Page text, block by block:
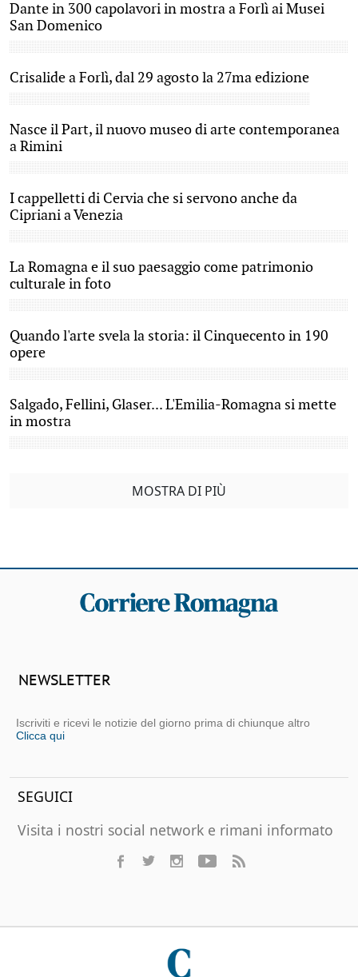
Dante in 300 capolavori in mostra a Forlì ai Musei
San Domenico
Crisalide a Forlì, dal 29 agosto la 27ma edizione
Nasce il Part, il nuovo museo di arte contemporanea
a Rimini
I cappelletti di Cervia che si servono anche da
Cipriani a Venezia
La Romagna e il suo paesaggio come patrimonio
culturale in foto
Quando l'arte svela la storia: il Cinquecento in 190
opere
Salgado, Fellini, Glaser... L'Emilia-Romagna si mette
in mostra
MOSTRA DI PIÙ
NEWSLETTER
Iscriviti e ricevi le notizie del giorno prima di chiunque altro
Clicca qui
SEGUICI
Visita i nostri social network e rimani informato